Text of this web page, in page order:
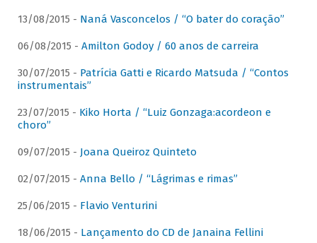
13/08/2015 - Naná Vasconcelos / “O bater do coração”
06/08/2015 - Amilton Godoy / 60 anos de carreira
30/07/2015 - Patrícia Gatti e Ricardo Matsuda / “Contos
instrumentais”
23/07/2015 - Kiko Horta / “Luiz Gonzaga:acordeon e
choro”
09/07/2015 - Joana Queiroz Quinteto
02/07/2015 - Anna Bello / “Lágrimas e rimas”
25/06/2015 - Flavio Venturini
18/06/2015 - Lançamento do CD de Janaina Fellini